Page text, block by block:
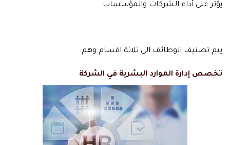
يؤثر على أداء الشركات والمؤسسات.
يتم تصنيف الوظائف الى ثلاثة اقسام وهم:
تخصص إدارة الموارد البشرية في الشركة